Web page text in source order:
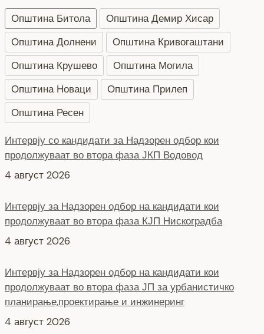
Општина Битола
Општина Демир Хисар
Општина Долнени
Општина Кривогаштани
Општина Крушево
Општина Могила
Општина Новаци
Општина Прилеп
Општина Ресен
Интервју за Надзорен одбор на кандидати кои
продолжуваат во втора фаза КЈП Нискоградба
4 август 2026
Интервју за Надзорен одбор на кандидати кои
продолжуваат во втора фаза ЈП за урбанистичко
планирање,проектирање и инжинеринг
Записник од прва фаза административна селекција на
кандидати кои пројавиле интерес за членови на
управен одбор на ЈКП Водовод